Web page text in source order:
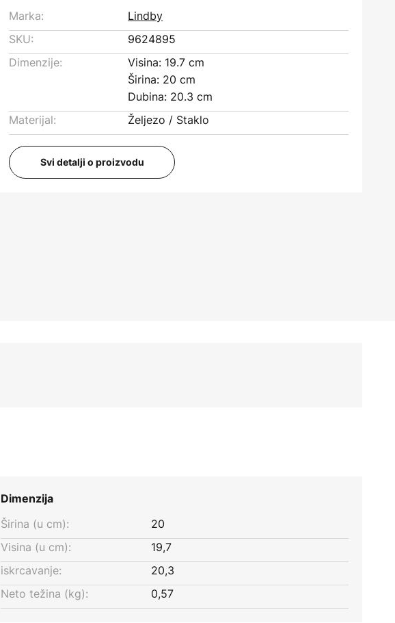
Marka:
Lindby
SKU:
9624895
Dimenzije:
Visina: 19.7 cm
Širina: 20 cm
Dubina: 20.3 cm
Materijal:
Željezo / Staklo
Svi detalji o proizvodu
Dimenzija
Širina (u cm):
20
Visina (u cm):
19,7
iskrcavanje:
20,3
Neto težina (kg):
0,57